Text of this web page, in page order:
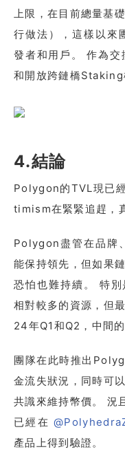
上限，在目前總量基
行做法），這樣以來
發者和用戶。 作為
和開放跨鏈橋Staking
4.結論
Polygon的TVL現已
timism在緊緊追趕，
Polygon盡管在品牌
能保持領先，但如果
恐怕也難持續。 特
相對較多的資源，但
24年Q1和Q2，中間
團隊在此時推出
金流失狀況，同時可
共識來維持幣價。 況
已經在
產品上得到驗證。